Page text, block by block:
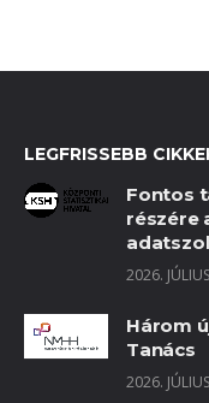
LEGFRISSEBB
Fontos
részére
2026.
Három
Tanács
2026.